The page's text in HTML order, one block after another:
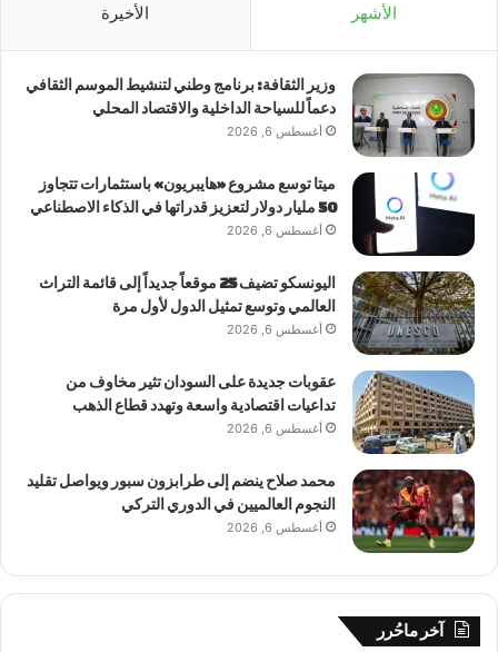
الأشهر الأخيرة
وزير الثقافة: برنامج وطني لتنشيط الموسم الثقافي
دعماً للسياحة الداخلية والاقتصاد المحلي
أغسطس 6, 2026
ميتا توسع مشروع «هايبريون» باستثمارات تتجاوز
50 مليار دولار لتعزيز قدراتها في الذكاء الاصطناعي
أغسطس 6, 2026
اليونسكو تضيف 25 موقعاً جديداً إلى قائمة التراث
العالمي وتوسع تمثيل الدول لأول مرة
أغسطس 6, 2026
عقوبات جديدة على السودان تثير مخاوف من
تداعيات اقتصادية واسعة وتهدد قطاع الذهب
أغسطس 6, 2026
محمد صلاح ينضم إلى طرابزون سبور ويواصل تقليد
النجوم العالميين في الدوري التركي
أغسطس 6, 2026
آخر ماحُرر